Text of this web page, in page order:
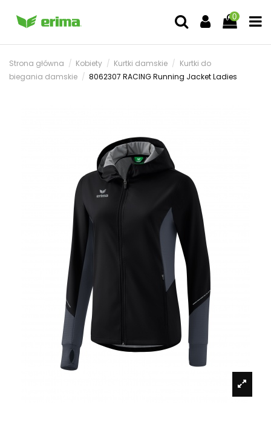
0
Strona główna Kobiety Kurtki damskie
Kurtki do
biegania damskie
8062307 RACING Running Jacket Ladies